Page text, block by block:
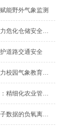
能野外气象监测
油库雷电预警系统助力危化仓储安全防范
道路交通安全
校园自动气象站：助力校园气象教育和安全管理
十二要素农业气象站：精细化农业管理的重要帮手
能够实时监测负氧离子数据的负氧离子监测站